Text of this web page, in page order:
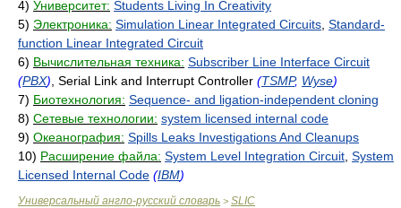
4) Университет: Students Living In Creativity
5) Электроника: Simulation Linear Integrated Circuits Standard-
function Linear Integrated Circuit
6) Вычислительная техника: Subscriber Line Interface Circuit
(PBX) , Serial Link and Interrupt Controller (TSMP, Wyse)
7) Биотехнология: Sequence- and ligation-independent cloning
8) Сетевые технологии: system licensed internal code
9) Океанография: Spills Leaks Investigations And Cleanups
10) Расширение файла: System Level Integration Circuit System
Licensed Internal Code (IBM)
Универсальный англо-русский словарь > SLIC